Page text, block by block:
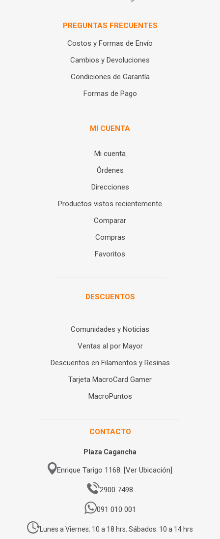
PREGUNTAS FRECUENTES
Costos y Formas de Envío
Cambios y Devoluciones
Condiciones de Garantía
Formas de Pago
MI CUENTA
Mi cuenta
Órdenes
Direcciones
Productos vistos recientemente
Comparar
Compras
Favoritos
DESCUENTOS
Comunidades y Noticias
Ventas al por Mayor
Descuentos en Filamentos y Resinas
Tarjeta MacroCard Gamer
MacroPuntos
CONTACTO
Plaza Cagancha
Enrique Tarigo 1168. [Ver Ubicación]
2900 7498
091 010 001
Lunes a Viernes: 10 a 18 hrs. Sábados: 10 a 14 hrs